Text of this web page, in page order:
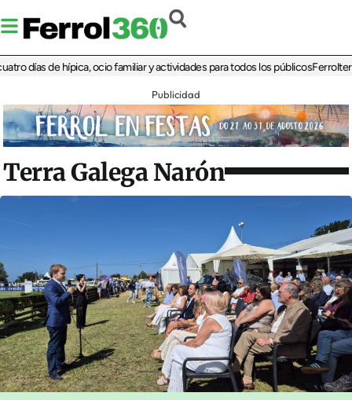
de hípica, ocio familiar y actividades para todos los públicosFerrolterra
Publicidad
Terra Galega Narón